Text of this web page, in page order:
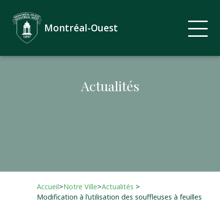
Actualités
Montréal-Ouest
Accueil>Notre Ville>Actualités >
Modification à l’utilisation des souffleuses à feuilles